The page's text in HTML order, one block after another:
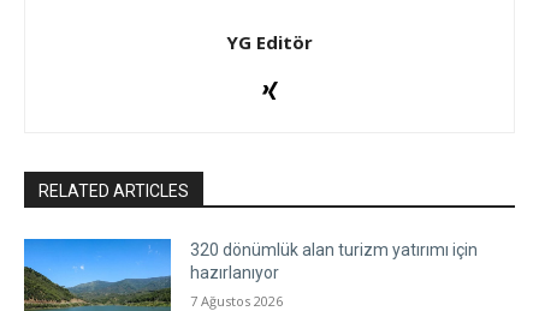
YG Editör
RELATED ARTICLES
320 dönümlük alan turizm yatırımı için
hazırlanıyor
7 Ağustos 2026